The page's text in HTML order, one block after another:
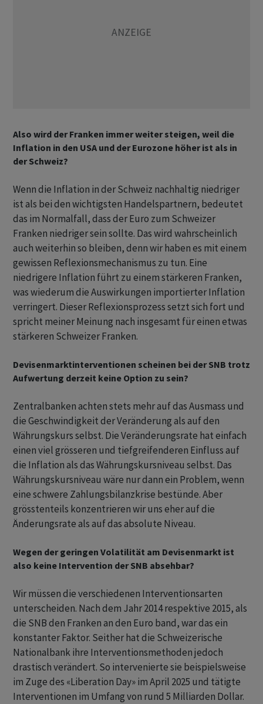
Also wird der Franken immer weiter steigen, weil die
Inflation in den USA und der Eurozone höher ist als in
der Schweiz?
Wenn die Inflation in der Schweiz nachhaltig niedriger
ist als bei den wichtigsten Handelspartnern, bedeutet
das im Normalfall, dass der Euro zum Schweizer
Franken niedriger sein sollte. Das wird wahrscheinlich
auch weiterhin so bleiben, denn wir haben es mit einem
gewissen Reflexionsmechanismus zu tun. Eine
niedrigere Inflation führt zu einem stärkeren Franken,
was wiederum die Auswirkungen importierter Inflation
verringert. Dieser Reflexionsprozess setzt sich fort und
spricht meiner Meinung nach insgesamt für einen etwas
stärkeren Schweizer Franken.
Devisenmarktinterventionen scheinen bei der SNB trotz
Aufwertung derzeit keine Option zu sein?
Zentralbanken achten stets mehr auf das Ausmass und
die Geschwindigkeit der Veränderung als auf den
Währungskurs selbst. Die Veränderungsrate hat einfach
einen viel grösseren und tiefgreifenderen Einfluss auf
die Inflation als das Währungskursniveau selbst. Das
Währungskursniveau wäre nur dann ein Problem, wenn
eine schwere Zahlungsbilanzkrise bestünde. Aber
grösstenteils konzentrieren wir uns eher auf die
Änderungsrate als auf das absolute Niveau.
Wegen der geringen Volatilität am Devisenmarkt ist
also keine Intervention der SNB absehbar?
Wir müssen die verschiedenen Interventionsarten
unterscheiden. Nach dem Jahr 2014 respektive 2015, als
die SNB den Franken an den Euro band, war das ein
konstanter Faktor. Seither hat die Schweizerische
Nationalbank ihre Interventionsmethoden jedoch
drastisch verändert. So intervenierte sie beispielsweise
im Zuge des «Liberation Day» im April 2025 und tätigte
Interventionen im Umfang von rund 5 Milliarden Dollar.